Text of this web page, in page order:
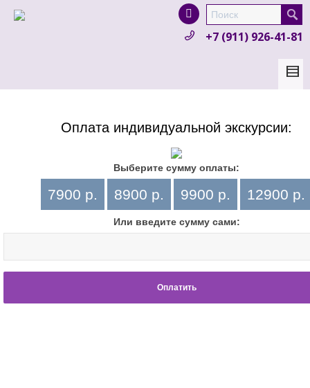
product in a size size .
colour items.
+7 (911) 926-41-81
Оплата индивидуальной экскурсии:
Выберите сумму оплаты:
Или введите сумму сами: